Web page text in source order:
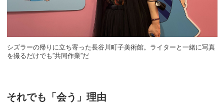
シズラーの帰りに立ち寄った長谷川町子美術館。ライターと一緒に写真
を撮るだけでも”共同作業”だ
それでも「会う」理由